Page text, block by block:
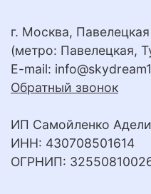
г. Москва,
(метро: Павелецкая,
E-mail:
Обратный звонок
ИП Самойленко
ИНН: 430708501614
ОГРНИП: